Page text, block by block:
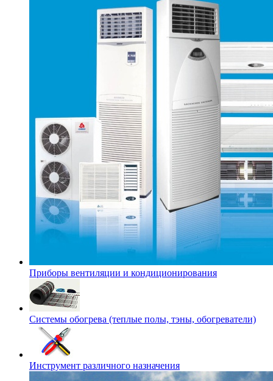
Приборы вентиляции и кондиционирования
Системы обогрева (теплые полы, тэны, обогреватели)
Инструмент различного назначения